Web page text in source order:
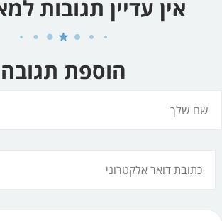
אין עדיין תגובות
הוספת תגובה